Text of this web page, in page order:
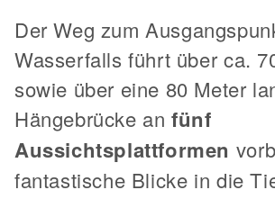
Der Weg zum
Wasserfalls führt über ca.
sowie über eine 80 Meter
Hängebrücke anfünf
Aussichtsplattformen
fantastische Blicke in die